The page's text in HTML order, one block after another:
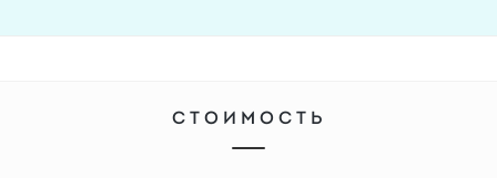
СТОИМОСТЬ